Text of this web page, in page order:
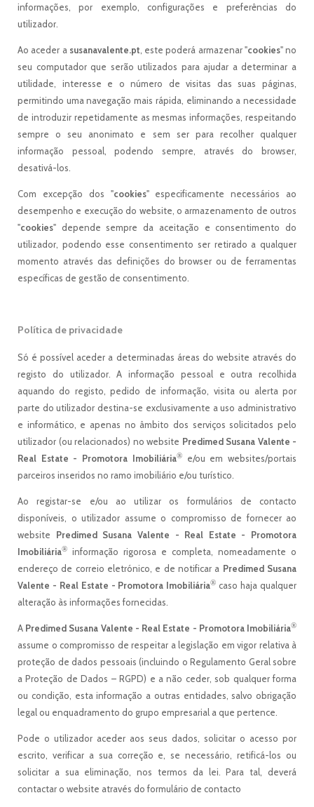
informações, por exemplo, configurações e preferências do
utilizador.
Ao aceder a susanavalente.pt , este poderá armazenar "cookies" no
seu computador que serão utilizados para ajudar a determinar a
utilidade, interesse e o número de visitas das suas páginas,
permitindo uma navegação mais rápida, eliminando a necessidade
de introduzir repetidamente as mesmas informações, respeitando
sempre o seu anonimato e sem ser para recolher qualquer
informação pessoal, podendo sempre, através do browser,
desativá-los.
Com excepção dos "cookies" especificamente necessários ao
desempenho e execução do website, o armazenamento de outros
"cookies" depende sempre da aceitação e consentimento do
utilizador, podendo esse consentimento ser retirado a qualquer
momento através das definições do browser ou de ferramentas
específicas de gestão de consentimento.
Política de privacidade
Só é possível aceder a determinadas áreas do website através do
registo do utilizador. A informação pessoal e outra recolhida
aquando do registo, pedido de informação, visita ou alerta por
parte do utilizador destina-se exclusivamente a uso administrativo
e informático, e apenas no âmbito dos serviços solicitados pelo
utilizador (ou relacionados) no website Predimed Susana Valente -
Real Estate - Promotora Imobiliária®e/ou em websites/portais
parceiros inseridos no ramo imobiliário e/ou turístico.
Ao registar-se e/ou ao utilizar os formulários de contacto
disponíveis, o utilizador assume o compromisso de fornecer ao
website Predimed Susana Valente - Real Estate - Promotora
Imobiliária® informação rigorosa e completa, nomeadamente o
endereço de correio eletrónico, e de notificar a Predimed Susana
Valente - Real Estate - Promotora Imobiliária® caso haja qualquer
alteração às informações fornecidas.
A Predimed Susana Valente - Real Estate - Promotora Imobiliária®
assume o compromisso de respeitar a legislação em vigor relativa à
proteção de dados pessoais (incluindo o Regulamento Geral sobre
a Proteção de Dados – RGPD) e a não ceder, sob qualquer forma
ou condição, esta informação a outras entidades, salvo obrigação
legal ou enquadramento do grupo empresarial a que pertence.
Pode o utilizador aceder aos seus dados, solicitar o acesso por
escrito, verificar a sua correção e, se necessário, retificá-los ou
solicitar a sua eliminação, nos termos da lei. Para tal, deverá
contactar o website através do formulário de contacto